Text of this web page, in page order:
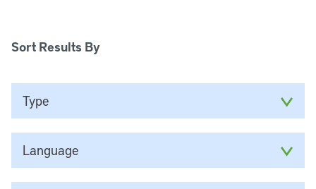
Sort Results By
Type
Language